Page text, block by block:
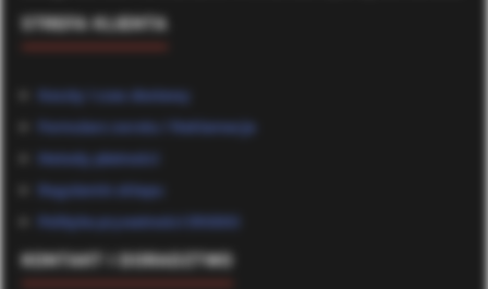
STREFA KLIENTA
Koszty i czas dostawy
Formularz zwrotu / Reklamacje
Metody płatności
Regulamin sklepu
Polityka prywatności (RODO)
KONTAKT I DORADZTWO